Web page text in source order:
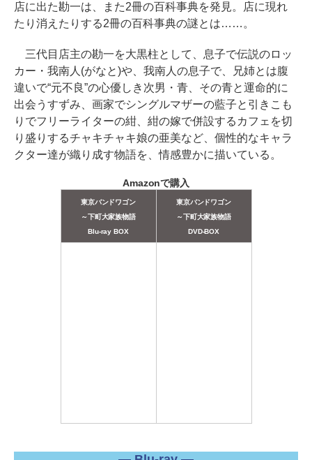
店に出た勘一は、また2冊の百科事典を発見。店に現れ
たり消えたりする2冊の百科事典の謎とは……。
三代目店主の勘一を大黒柱として、息子で伝説のロッ
カー・我南人(がなと)や、我南人の息子で、兄姉とは腹
違いで“元不良”の心優しき次男・青、その青と運命的に
出会うすずみ、画家でシングルマザーの藍子と引きこも
りでフリーライターの紺、紺の嫁で併設するカフェを切
り盛りするチャキチャキ娘の亜美など、個性的なキャラ
クター達が織り成す物語を、情感豊かに描いている。
Amazonで購入
東京バンドワゴン
～下町大家族物語
Blu-ray BOX
東京バンドワゴン
～下町大家族物語
DVD-BOX